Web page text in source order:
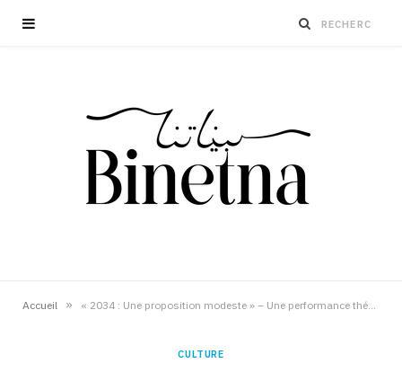
Accueil »
CULTURE